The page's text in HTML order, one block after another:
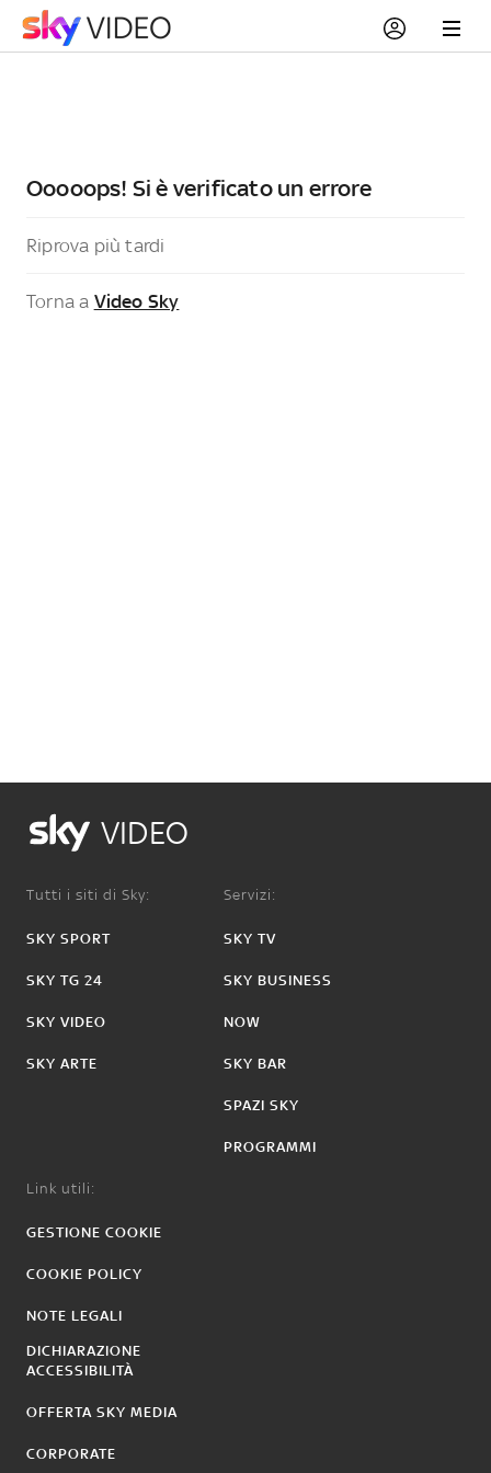
Ooooops! Si è verificato un errore
Riprova più tardi
Torna a Video Sky
VIDEO
Tutti i siti di Sky:
SKY SPORT
SKY TG 24
SKY VIDEO
SKY ARTE
Servizi:
SKY TV
SKY BUSINESS
NOW
SKY BAR
SPAZI SKY
PROGRAMMI
Link utili:
GESTIONE COOKIE
COOKIE POLICY
NOTE LEGALI
DICHIARAZIONE
ACCESSIBILITÀ
OFFERTA SKY MEDIA
CORPORATE